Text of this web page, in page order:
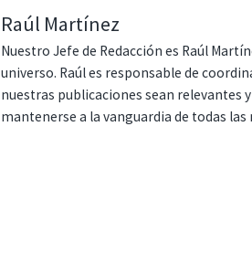
Raúl Martínez
Nuestro Jefe de Redacción es Raúl
universo. Raúl es responsable de
nuestras publicaciones sean relevantes
mantenerse a la vanguardia de todas